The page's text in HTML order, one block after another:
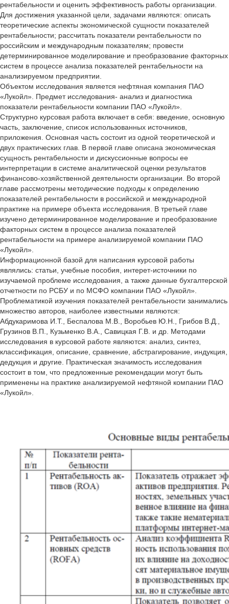
рентабельности и оценить эффективность работы организации.
Для достижения указанной цели, задачами являются: описать
теоретические аспекты экономической сущности показателей
рентабельности; рассчитать показатели рентабельности по
российским и международным показателям; провести
детерминированное моделирование и преобразование факторных
систем в процессе анализа показателей рентабельности на
анализируемом предприятии.
Объектом исследования является нефтяная компания ПАО
«Лукойл». Предмет исследования- анализ и диагностика
показатели рентабельности компании ПАО «Лукойл».
Структурно курсовая работа включает в себя: введение, основную
часть, заключение, список использованных источников,
приложения. Основная часть состоит из одной теоретической и
двух практических глав. В первой главе описана экономическая
сущность рентабельности и дискуссионные вопросы ее
интерпретации в системе аналитической оценки результатов
финансово-хозяйственной деятельности организации. Во второй
главе рассмотрены методические подходы к определению
показателей рентабельности в российской и международной
практике на примере объекта исследования. В третьей главе
изучено детерминированное моделирование и преобразование
факторных систем в процессе анализа показателей
рентабельности на примере анализируемой компании ПАО
«Лукойл».
Информационной базой для написания курсовой работы
являлись: статьи, учебные пособия, интерет-источники по
изучаемой проблеме исследования, а также данные бухгалтерской
отчетности по РСБУ и по МСФО компании ПАО «Лукойл».
Проблематикой изучения показателей рентабельности занимались
множество авторов, наиболее известными являются:
Абдукаримова И.Т., Беспалова М.В., Воробьев Ю.Н., Грибов В.Д.,
Грузинов В.П., Кузьменко В.А., Савицкая Г.В. и др. Методами
исследования в курсовой работе являются: анализ, синтез,
классификация, описание, сравнение, абстрагирование, индукция,
дедукция и другие. Практическая значимость исследования
состоит в том, что предложенные рекомендации могут быть
применены на практике анализируемой нефтяной компании ПАО
«Лукойл».